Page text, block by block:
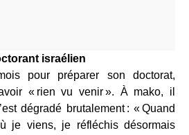
israélien
pour préparer son doctorat,
« rien vu venir ». À mako, il
dégradé brutalement : « Quand
je viens, je réfléchis désormais